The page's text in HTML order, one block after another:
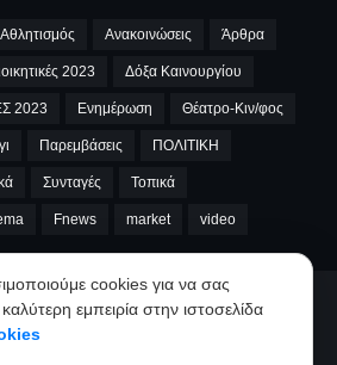
Αθλητισμός Ανακοινώσεις Άρθρα
2023 Δόξα Καινουργίου
2023 Ενημέρωση Θέατρο-Κιν/φος
Παρεμβάσεις ΠΟΛΙΤΙΚΗ
Συνταγές Τοπικά
Fnews market video
Όροι χρήσης-Πολιτική απορρήτου
Διαφήμιση
cookies για να σας
εμπειρία στην ιστοσελίδα